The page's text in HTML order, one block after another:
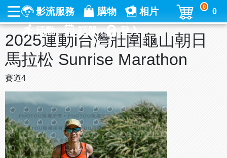
影流服務 購物
相片
活動
訂單 登入
0
0
2025運動i台灣壯圍龜山朝日
馬拉松 Sunrise Marathon
賽道4